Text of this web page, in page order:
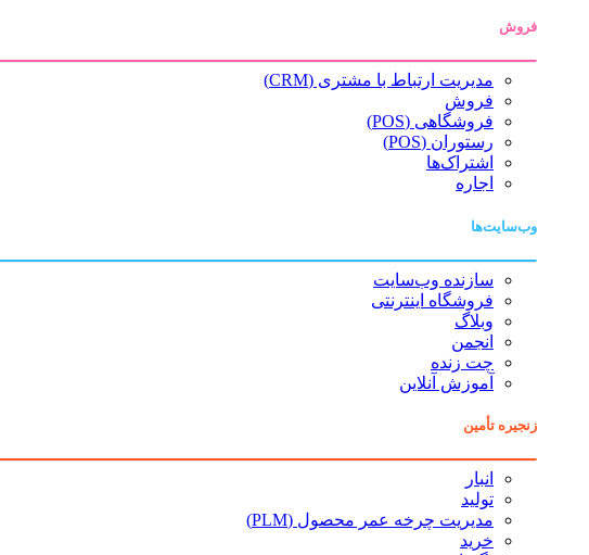
فروش
مدیریت ارتباط با مشتری (CRM)
فروش
فروشگاهی (POS)
رستوران (POS)
اشتراک‌ها
اجاره
وب‌سایت‌ها
سازنده وب‌سایت
فروشگاه اینترنتی
وبلاگ
انجمن
چت زنده
آموزش آنلاین
زنجیره تأمین
انبار
تولید
مدیریت چرخه عمر محصول (PLM)
خرید